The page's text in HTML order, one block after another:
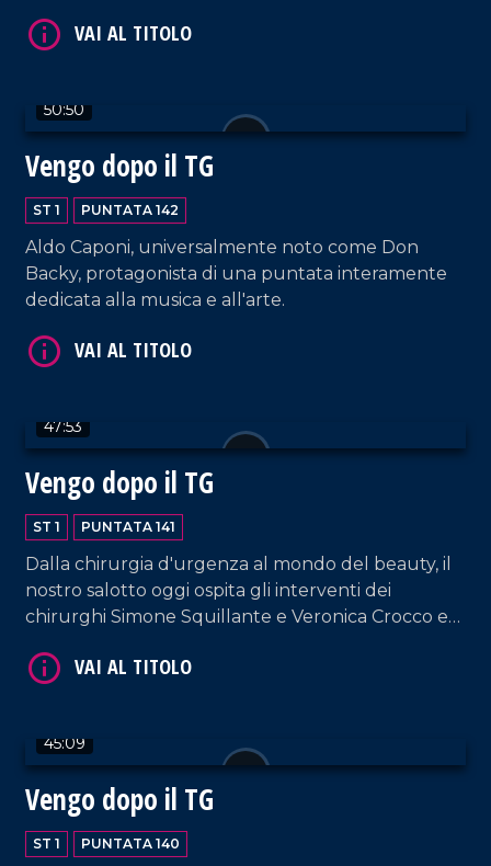
50:50
Vengo dopo il TG
ST 1 PUNTATA 142
Aldo Caponi, universalmente noto come Don
Backy, protagonista di una puntata interamente
dedicata alla musica e all'arte.
47:53
Vengo dopo il TG
ST 1 PUNTATA 141
Dalla chirurgia d'urgenza al mondo del beauty, il
nostro salotto oggi ospita gli interventi dei
chirurghi Simone Squillante e Veronica Crocco e
"Kate Sherasade Vibo Valentia", supportata dal
45:09
Vengo dopo il TG
ST 1 PUNTATA 140
VAI AL TITOLO